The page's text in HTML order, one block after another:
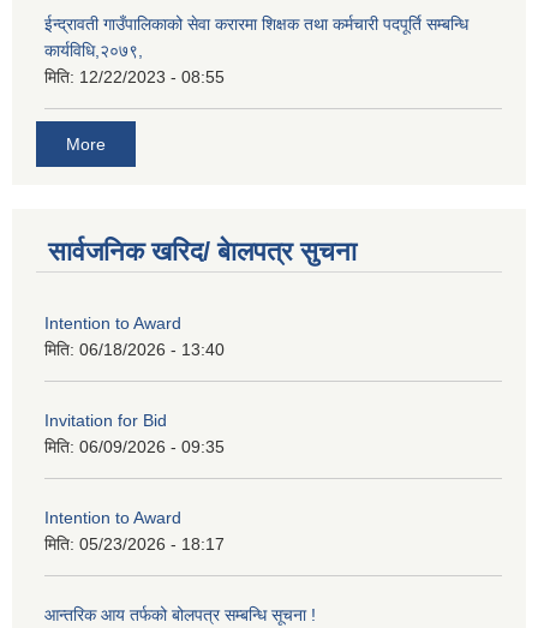
ईन्द्रावती गाउँपालिकाको सेवा करारमा शिक्षक तथा कर्मचारी पदपूर्ति सम्बन्धि
कार्यविधि,२०७९,
मिति: 12/22/2023 - 08:55
More
सार्वजनिक खरिद/ बेालपत्र सुचना
Intention to Award
मिति: 06/18/2026 - 13:40
Invitation for Bid
मिति: 06/09/2026 - 09:35
Intention to Award
मिति: 05/23/2026 - 18:17
आन्तरिक आय तर्फको बोलपत्र सम्बन्धि सूचना !